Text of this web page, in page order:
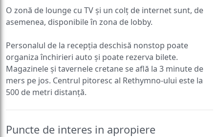
O zonă de lounge cu TV și un colț de internet sunt, de
asemenea, disponibile în zona de lobby.
Personalul de la recepția deschisă nonstop poate
organiza închirieri auto și poate rezerva bilete.
Magazinele și tavernele cretane se află la 3 minute de
mers pe jos. Centrul pitoresc al Rethymno-ului este la
500 de metri distanță.
Puncte de interes in apropiere